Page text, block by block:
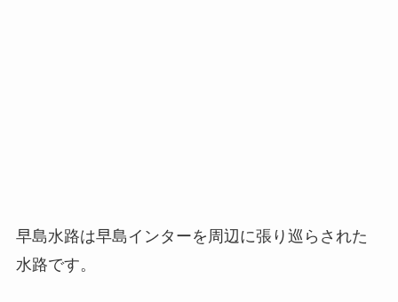
早島水路は早島インターを周辺に張り巡らされた
水路です。